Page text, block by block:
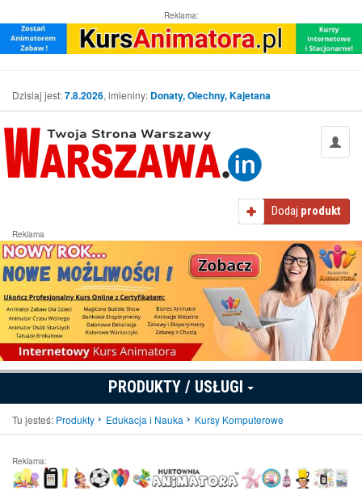
Reklama:
Dzisiaj jest:7.8.2026, imieniny: Donaty, Olechny, Kajetana
Dodaj produkt
Reklama
PRODUKTY / USŁUGI
Tu jesteś: Produkty Edukacja i Nauka Kursy Komputerowe
Reklama: